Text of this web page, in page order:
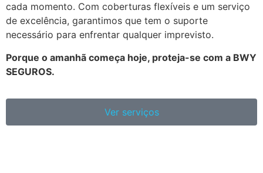
cada momento. Com coberturas flexíveis e um serviço
de excelência, garantimos que tem o suporte
necessário para enfrentar qualquer imprevisto.
Porque o amanhã começa hoje, proteja-se com a BWY
SEGUROS.
Ver serviços